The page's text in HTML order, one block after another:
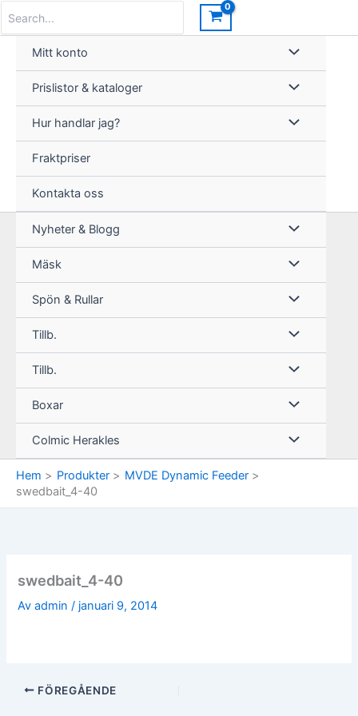
innehåll
for:
Mitt konto
Prislistor & kataloger
Hur handlar jag?
Fraktpriser
Kontakta oss
Nyheter & Blogg
Mäsk
Spön & Rullar
Tillb.
Tillb.
Boxar
Colmic Herakles
Hem Produkter
MVDE Dynamic Feeder
swedbait_4-40
swedbait_4-40
Avadmin/ januari 9, 2014
FÖREGÅENDE